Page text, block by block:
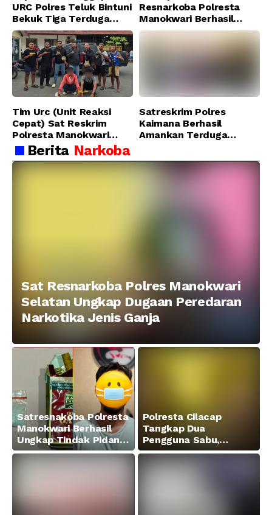
URC Polres Teluk Bintuni
Bekuk Tiga Terduga
Pelaku Pencurian di SMA
Sanawesen
Resnarkoba Polresta
Manokwari Berhasil
Ungkap Kasus Tindak
Pidana Narkotika
Golongan I Jenis Shabu
Tim Urc (Unit Reaksi
Cepat) Sat Reskrim
Polresta Manokwari
Berhasil Tangkap 2
Pelaku Pengeroyokan di
Taman Ria kab.
Satreskrim Polres
Kaimana Berhasil
Amankan Terduga
Menggunakan Senjata
Tajam
Berita Narkoba
Sat Resnarkoba Polres Manokwari
Selatan Ungkap Dugaan Peredaran
Narkotika Jenis Ganja
Satresnakoba Polresta
Manokwari Berhasil
Ungkap Tindak Pidana
Narkotika Golongan I
Jenis Sabu di Jalan
Polresta Cilacap
Tangkap Dua
Pengguna Sabu,
Amankan Paket 0,34
Gram